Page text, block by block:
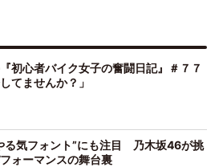
初心者バイク女子の奮闘日記』＃７７
てませんか？」
る気フォント”にも注目 乃木坂46が挑
ォーマンスの舞台裏